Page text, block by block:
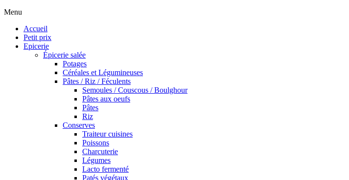
Menu
Accueil
Petit prix
Epicerie
Épicerie salée
Potages
Céréales et Légumineuses
Pâtes / Riz / Féculents
Semoules / Couscous / Boulghour
Pâtes aux oeufs
Pâtes
Riz
Conserves
Traiteur cuisines
Poissons
Charcuterie
Légumes
Lacto fermenté
Patés végétaux